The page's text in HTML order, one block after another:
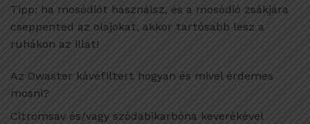
Tipp: ha mosódiót használsz, és a mosódió zsákjára
cseppented az olajokat, akkor tartósabb lesz a
ruhákon az illat!
Az Owaster kávéfiltert hogyan és mivel érdemes
mosni?
Citromsav és/vagy szódabikarbóna keverékével